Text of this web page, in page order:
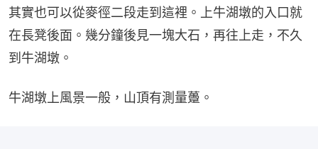
其實也可以從麥徑二段走到這裡。上牛湖墩的入口就
在長凳後面。幾分鐘後見一塊大石，再往上走，不久
到牛湖墩。
牛湖墩上風景一般，山頂有測量躉。